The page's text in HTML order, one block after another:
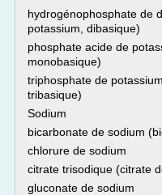
hydrogénophosphate de
potassium, dibasique)
phosphate acide de
monobasique)
triphosphate de
tribasique)
Sodium
bicarbonate de sodium
chlorure de sodium
citrate trisodique (citrate
gluconate de sodium